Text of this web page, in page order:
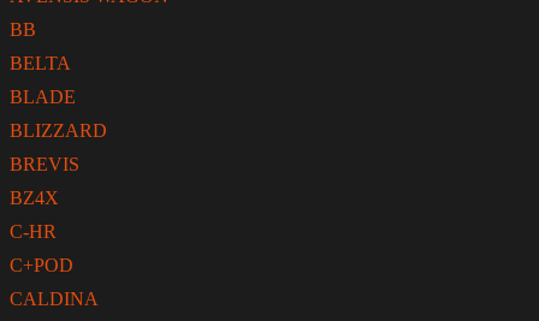
BB
BELTA
BLADE
BLIZZARD
BREVIS
BZ4X
C-HR
C+POD
CALDINA